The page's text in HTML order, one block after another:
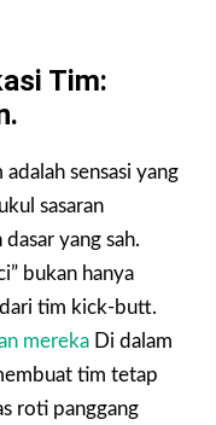
Tim:
sensasi yang
sasaran
yang sah.
bukan hanya
dari tim kick-butt.
mereka Di dalam
tim tetap
roti panggang